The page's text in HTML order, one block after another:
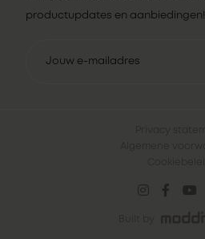
productupdates en aanbiedingen!